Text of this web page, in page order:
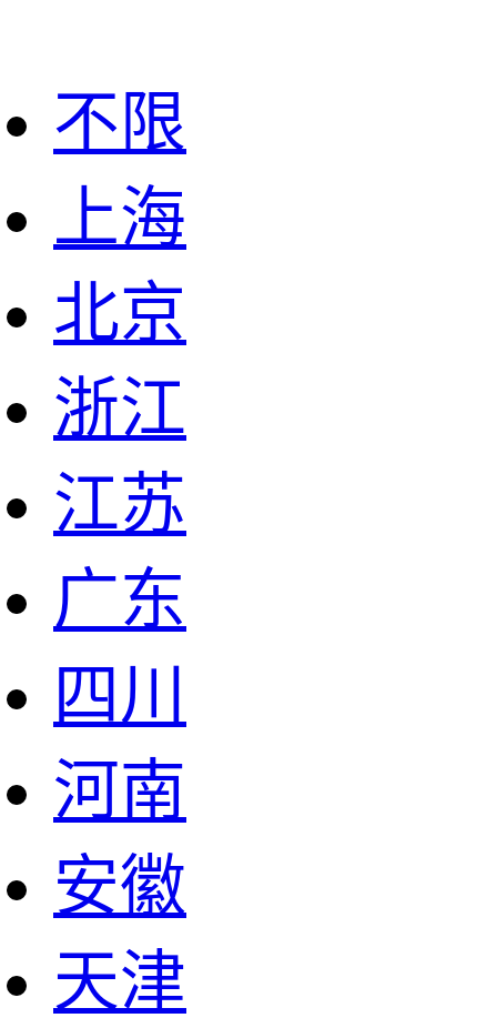
不限
上海
北京
浙江
江苏
广东
四川
河南
安徽
天津